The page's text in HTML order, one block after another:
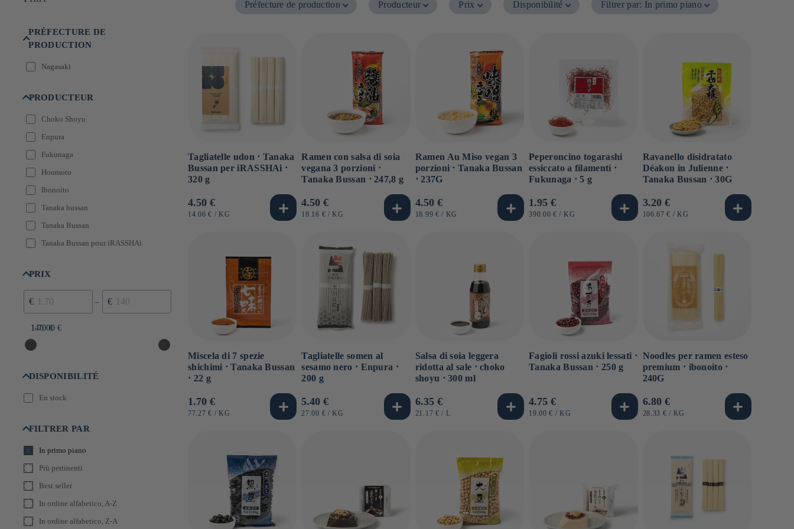
:
PRÉFECTURE DE
PRODUCTION
Nagasaki
PRODUCTEUR
Choko Shoyu
Enpura
Fukunaga
Houmoto
Ibonoito
Tanaka bussan
Tanaka Bussan
Tanaka Bussan pour iRASSHAi
PRIX
€ – €
1.70 €
140.00 €
DISPONIBILITÉ
En stock
FILTRER PAR
In primo piano
Più pertinenti
Best seller
In ordine alfabetico, A-Z
In ordine alfabetico, Z-A
Préfecture de production Producteur Prix Disponibilité Filtrer par: In primo piano
Tagliatelle udon ⋅ Tanaka
Bussan per iRASSHAi ⋅
320 g
Prezzo
di
4.50 €
PREZZO
14.06 € / PER
KG
Ramen con salsa di soia
vegana 3 porzioni ⋅
Tanaka Bussan ⋅ 247,8 g
Prezzo
di
4.50 €
PREZZO
18.16 € / PER
KG
Ramen Au Miso vegan 3
porzioni ⋅ Tanaka Bussan
⋅ 237G
Prezzo
di
4.50 €
PREZZO
18.99 € / PER
KG
Peperoncino togarashi
essiccato a filamenti ⋅
Fukunaga ⋅ 5 g
Prezzo
di
1.95 €
PREZZO
390.00 € / PER
KG
Ravanello disidratato
Déakon in Julienne ⋅
Tanaka Bussan ⋅ 30G
Prezzo
di
3.20 €
PREZZO
106.67 € / PER
KG
Miscela di 7 spezie
shichimi ⋅ Tanaka Bussan
⋅ 22 g
Prezzo
di
1.70 €
PREZZO
77.27 € / PER
KG
Tagliatelle somen al
sesamo nero ⋅ Enpura ⋅
200 g
Prezzo
di
5.40 €
PREZZO
27.00 € / PER
KG
Salsa di soia leggera
ridotta al sale ⋅ choko
shoyu ⋅ 300 ml
Prezzo
di
6.35 €
PREZZO
21.17 € / PER
L
Fagioli rossi azuki lessati ⋅
Tanaka Bussan ⋅ 250 g
Prezzo
di
4.75 €
PREZZO
19.00 € / PER
KG
Noodles per ramen esteso
premium ⋅ ibonoito ⋅
240G
Prezzo
di
6.80 €
PREZZO
28.33 € / PER
KG